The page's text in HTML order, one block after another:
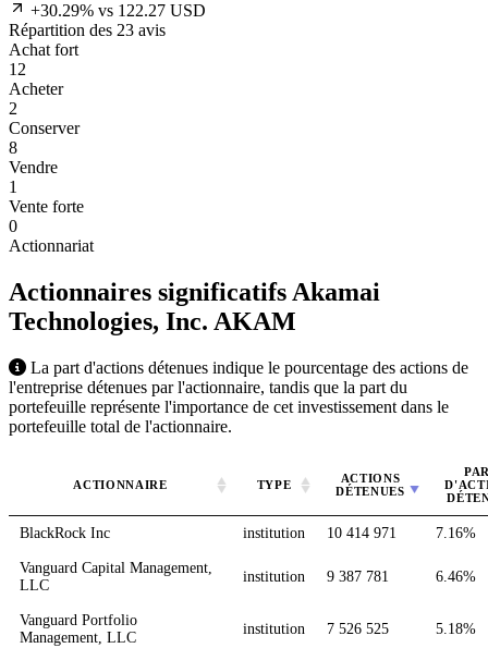
+30.29% vs 122.27 USD
Répartition des 23 avis
Achat fort
12
Acheter
2
Conserver
8
Vendre
1
Vente forte
0
Actionnariat
Actionnaires significatifs Akamai
Technologies, Inc. AKAM
La part d'actions détenues indique le pourcentage des actions de
l'entreprise détenues par l'actionnaire, tandis que la part du
portefeuille représente l'importance de cet investissement dans le
portefeuille total de l'actionnaire.
ACTIONNAIRE TYPE
ACTIONS
DÉTENUES
BlackRock Inc institution 10 414 971 7.16%
Vanguard Capital Management,
LLC
institution 9 387 781 6.46%
Vanguard Portfolio
Management, LLC
institution 7 526 525 5.18%